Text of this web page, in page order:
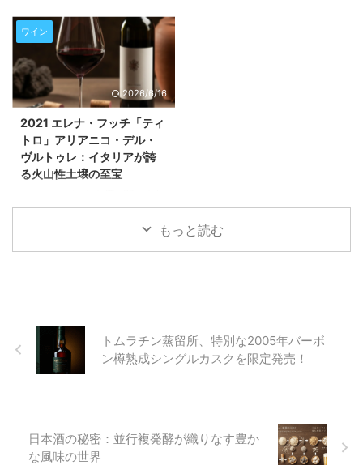
月の朝、私は一台のレンタカーの
エンジンをかけながら、あ ...
容が含まれます。20歳未満の方
の閲覧・購入は禁止されていま
す。 この記事では、イタリア・
トスカーナ地方が誇るキャンテ
ィ・クラッシコワインの最高峰
「グラン・セレツィオーネ」が達
介します。特に注目すべきは、
Decanter誌で初の100点満点を
獲得したワインの登場と、その背
景にあるキャンティ・クラッシコ
ンの世界を、専門用語を避けなが
ら分かりやすく解説してまいりま
で、ぜひ最後までお読みくださ
い。 「2024 Altos de Torona
ワイン
2026/6/16
2021 エレナ・フッチ「ティ
トロ」アリアニコ・デル・
ヴルトゥレ：イタリアが誇
る火山性土壌の至宝
容が含まれます。20歳未満の方
の閲覧・購入は禁止されていま
レ」の魅力に迫ります。その力強
い味わい、複雑な香り、そして世
界的な高評価の秘密を、ワイン初
心者の方にも分かりやすくご紹介
そびえる休火山ヴルトゥレ山。こ
の地の火山性土壌は、ワイン造 ...
もっと読む
トムラチン蒸留所、特別な2005年バーボ
ン樽熟成シングルカスクを限定発売！
日本酒の秘密：並行複発酵が織りなす豊か
な風味の世界